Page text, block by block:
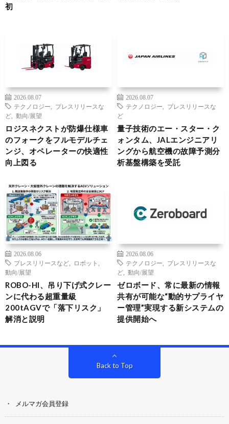
初
2026.08.07
テクノロジー
プレスリリースな
ど
動向/展望
ロジスネクストが防爆仕様車
のフォークをフルモデルチェ
ンジ、オペレーターの快適性
向上図る
2026.08.07
テクノロジー
プレスリリースな
ど
量子技術のエー・スター・ク
ォンタム、JALエンジニアリ
ングから航空機の故障予測分
析基盤構築を受託
2026.08.06
プレスリリースなど
ロボット
動向/展望
ROBO-HI、吊り下げ式クレー
ンに代わる超重量級
200tAGVで「落下リスク」
解消と説明
2026.08.06
テクノロジー
プレスリリースな
ど
動向/展望
ゼロボード、常に最新の情報
共有が可能な“動的サプライヤ
ー管理”実現する新システムの
提供開始へ
Back to Top
メルマガ会員登録